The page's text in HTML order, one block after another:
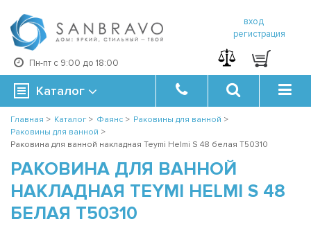
Пн-пт с 9:00 до 18:00
вход
регистрация
Каталог
Главная > Каталог > Фаянс > Раковины для ванной >
Раковины для ванной >
Раковина для ванной накладная Teymi Helmi S 48 белая T50310
РАКОВИНА ДЛЯ ВАННОЙ
НАКЛАДНАЯ TEYMI HELMI S 48
БЕЛАЯ T50310